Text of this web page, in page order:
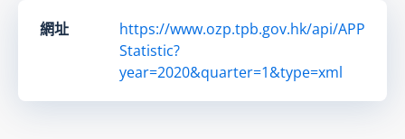
網址
https://www.ozp.tpb.gov.hk/api/APP
Statistic?
year=2020&quarter=1&type=xml